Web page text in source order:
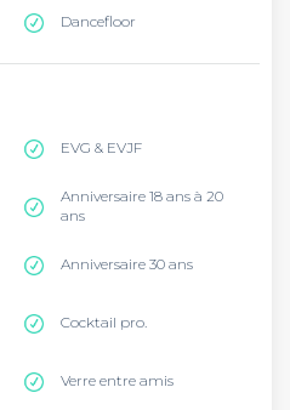
Dancefloor
EVG & EVJF
Anniversaire 18 ans à 20
ans
Anniversaire 30 ans
Cocktail pro.
Verre entre amis